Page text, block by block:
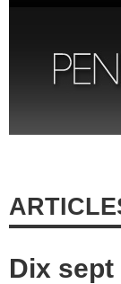
Dix